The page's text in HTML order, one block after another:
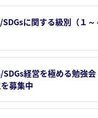
に関する級別（１～
SDGs経営を極める勉強
募集中